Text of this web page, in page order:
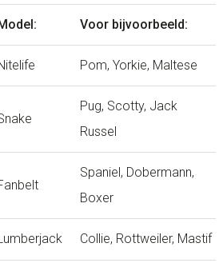
Voor bijvoorbeeld:
Pom, Yorkie, Maltese
Pug, Scotty, Jack
Russel
Spaniel, Dobermann,
Boxer
Collie, Rottweiler, Mastif